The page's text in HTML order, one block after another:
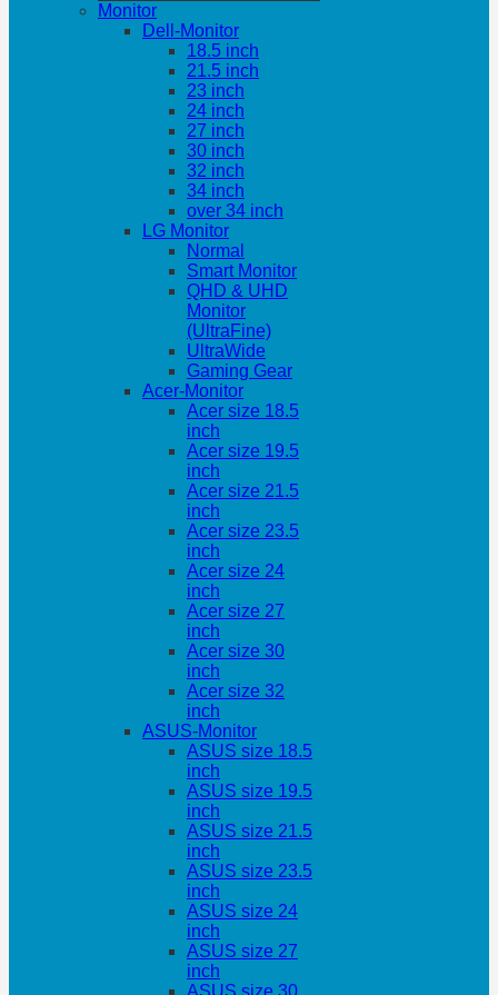
Monitor
Dell-Monitor
18.5 inch
21.5 inch
23 inch
24 inch
27 inch
30 inch
32 inch
34 inch
over 34 inch
LG Monitor
Normal
Smart Monitor
QHD & UHD
Monitor
(UltraFine)
UltraWide
Gaming Gear
Acer-Monitor
Acer size 18.5
inch
Acer size 19.5
inch
Acer size 21.5
inch
Acer size 23.5
inch
Acer size 24
inch
Acer size 27
inch
Acer size 30
inch
Acer size 32
inch
ASUS-Monitor
ASUS size 18.5
inch
ASUS size 19.5
inch
ASUS size 21.5
inch
ASUS size 23.5
inch
ASUS size 24
inch
ASUS size 27
inch
ASUS size 30